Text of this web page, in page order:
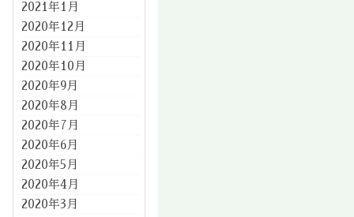
2021年1月
2020年12月
2020年11月
2020年10月
2020年9月
2020年8月
2020年7月
2020年6月
2020年5月
2020年4月
2020年3月